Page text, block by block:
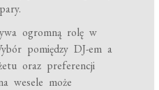
ogromną rolę w
pomiędzy DJ-em a
oraz preferencji
wesele może